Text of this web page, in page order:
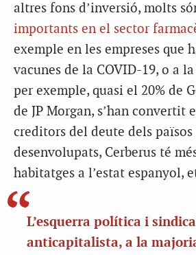
altres fons d’inversió, molts
importants en el sector
exemple en les empreses que
vacunes de la COVID-19, o a
per exemple, quasi el 20% de
de JP Morgan, s’han convertit
creditors del deute dels països
desenvolupats, Cerberus té
habitatges a l’estat espanyol,
L’esquerra política i
anticapitalista, a la